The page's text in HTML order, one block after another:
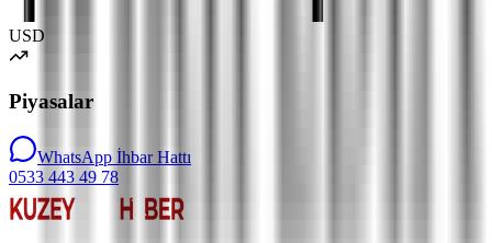
USD
Piyasalar
WhatsApp İhbar Hattı
0533 443 49 78